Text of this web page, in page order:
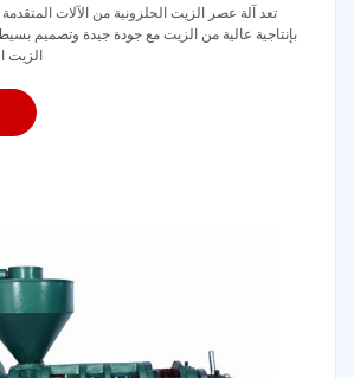
تعد آلة عصر الزيت الحلزونية من الآلات
بإنتاجية عالية من الزيت مع جودة جيدة وتصميم
الزيت